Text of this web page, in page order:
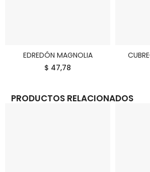
COMPRAR
EDREDÓN MAGNOLIA
$ 47,78
PRODUCTOS RELACIONADOS